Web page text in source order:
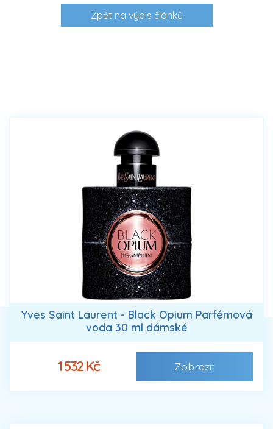
Zpět na výpis článků
Yves Saint Laurent - Black Opium Parfémová
voda 30 ml dámské
1 532 Kč Zobrazit